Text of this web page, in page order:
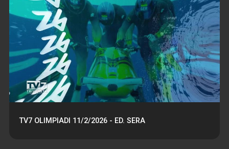
TV7 OLIMPIADI 11/2/2026 - ED. SERA